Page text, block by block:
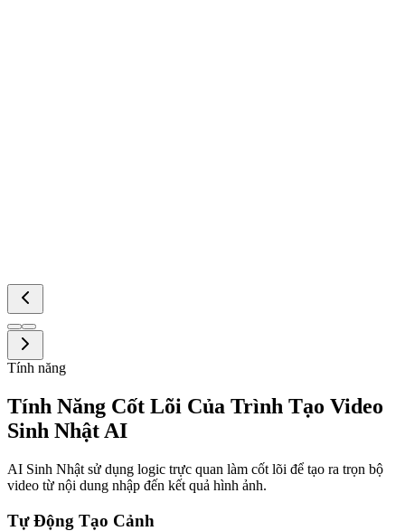
Tính năng
Tính Năng Cốt Lõi Của Trình Tạo Video
Sinh Nhật AI
AI Sinh Nhật sử dụng logic trực quan làm cốt lõi để tạo ra trọn bộ
video từ nội dung nhập đến kết quả hình ảnh.
Tự Động Tạo Cảnh